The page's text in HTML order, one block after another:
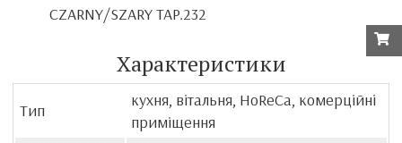
CZARNY/SZARY TAP.232
Характеристики
Тип
кухня, вітальня, HoReCa, комерційні
приміщення